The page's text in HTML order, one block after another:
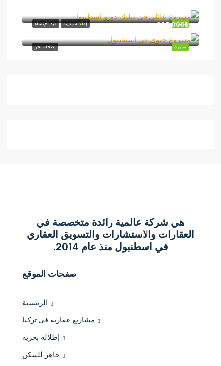
إطلالة مدينة قيد الإنشاء مميزة
إطلالة بحر مميزة
365,000$
هي شركة عالمية رائدة متخصصة في
العقارات والاستشارات والتسويق العقاري
في اسطنبول منذ عام 2014.
صفحات الموقع
الرئيسية
مشاريع عقارية في تركيا
إطلالة بحرية
جاهز للسكن